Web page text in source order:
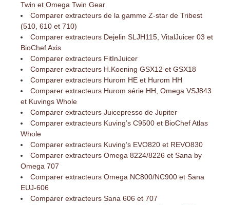
Twin et Omega Twin Gear
Comparer extracteurs de la gamme Z-star de Tribest
(510, 610 et 710)
Comparer extracteurs Dejelin SLJH115, VitalJuicer 03 et
BioChef Axis
Comparer extracteurs FitInJuicer
Comparer extracteurs H.Koening GSX12 et GSX18
Comparer extracteurs Hurom HE et Hurom HH
Comparer extracteurs Hurom série HH, Omega VSJ843
et Kuvings Whole
Comparer extracteurs Juicepresso de Jupiter
Comparer extracteurs Kuving’s C9500 et BioChef Atlas
Whole
Comparer extracteurs Kuving’s EVO820 et REVO830
Comparer extracteurs Omega 8224/8226 et Sana by
Omega 707
Comparer extracteurs Omega NC800/NC900 et Sana
EUJ-606
Comparer extracteurs Sana 606 et 707